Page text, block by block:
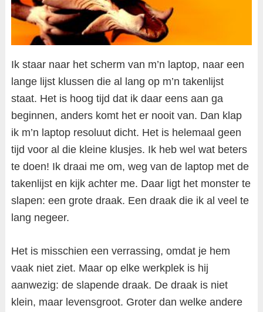
Ik staar naar het scherm van m’n laptop, naar een
lange lijst klussen die al lang op m’n takenlijst
staat. Het is hoog tijd dat ik daar eens aan ga
beginnen, anders komt het er nooit van. Dan klap
ik m’n laptop resoluut dicht. Het is helemaal geen
tijd voor al die kleine klusjes. Ik heb wel wat beters
te doen! Ik draai me om, weg van de laptop met de
takenlijst en kijk achter me. Daar ligt het monster te
slapen: een grote draak. Een draak die ik al veel te
lang negeer.
Het is misschien een verrassing, omdat je hem
vaak niet ziet. Maar op elke werkplek is hij
aanwezig: de slapende draak. De draak is niet
klein, maar levensgroot. Groter dan welke andere